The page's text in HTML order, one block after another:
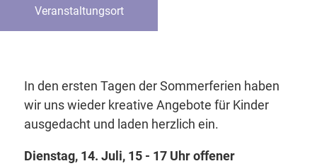
Veranstaltungsort
In den ersten Tagen der Sommerferien haben
wir uns wieder kreative Angebote für Kinder
ausgedacht und laden herzlich ein.
Dienstag, 14. Juli, 15 - 17 Uhr offener